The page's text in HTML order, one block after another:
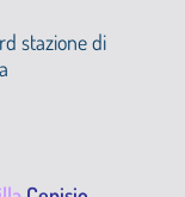
stazione di